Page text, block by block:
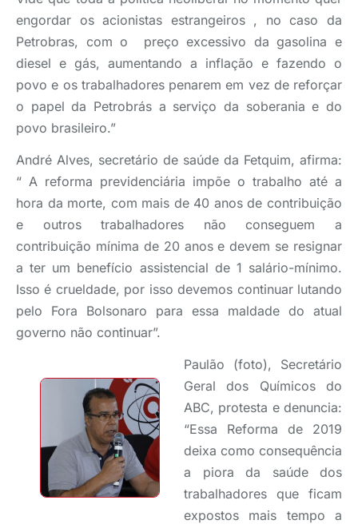
engordar os acionistas estrangeiros , no caso da
Petrobras, com o preço excessivo da gasolina e
diesel e gás, aumentando a inflação e fazendo o
povo e os trabalhadores penarem em vez de reforçar
o papel da Petrobrás a serviço da soberania e do
povo brasileiro.”
André Alves, secretário de saúde da Fetquim, afirma:
“ A reforma previdenciária impõe o trabalho até a
hora da morte, com mais de 40 anos de contribuição
e outros trabalhadores não conseguem a
contribuição mínima de 20 anos e devem se resignar
a ter um benefício assistencial de 1 salário-mínimo.
Isso é crueldade, por isso devemos continuar lutando
pelo Fora Bolsonaro para essa maldade do atual
governo não continuar”.
Paulão (foto), Secretário
Geral dos Químicos do
ABC, protesta e denuncia:
“Essa Reforma de 2019
deixa como consequência
a piora da saúde dos
trabalhadores que ficam
expostos mais tempo a